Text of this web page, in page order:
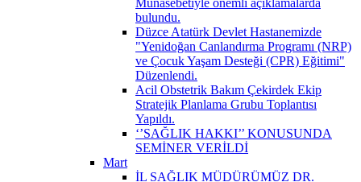
bulundu.
Düzce Atatürk Devlet Hastanemizde
"Yenidoğan Canlandırma Programı (NRP)
ve Çocuk Yaşam Desteği (CPR) Eğitimi"
Düzenlendi.
Acil Obstetrik Bakım Çekirdek Ekip
Stratejik Planlama Grubu Toplantısı
Yapıldı.
‘’SAĞLIK HAKKI’’ KONUSUNDA
SEMİNER VERİLDİ
Mart
İL SAĞLIK MÜDÜRÜMÜZ DR.